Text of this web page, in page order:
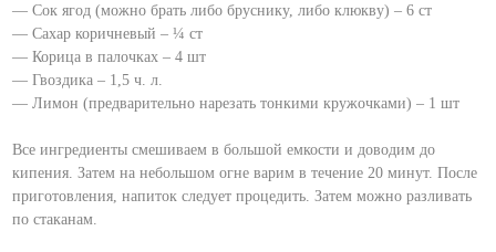
— Сок ягод (можно брать либо бруснику, либо клюкву) – 6 ст
— Сахар коричневый – ¼ ст
— Корица в палочках – 4 шт
— Гвоздика – 1,5 ч. л.
— Лимон (предварительно нарезать тонкими кружочками) – 1 шт
Все ингредиенты смешиваем в большой емкости и доводим до
кипения. Затем на небольшом огне варим в течение 20 минут. После
приготовления, напиток следует процедить. Затем можно разливать
по стаканам.